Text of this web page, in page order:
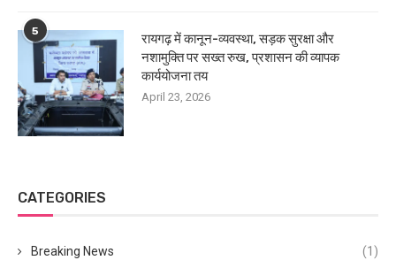
5
रायगढ़ में कानून-व्यवस्था, सड़क सुरक्षा और
नशामुक्ति पर सख्त रुख, प्रशासन की व्यापक
कार्ययोजना तय
April 23, 2026
CATEGORIES
Breaking News (1)